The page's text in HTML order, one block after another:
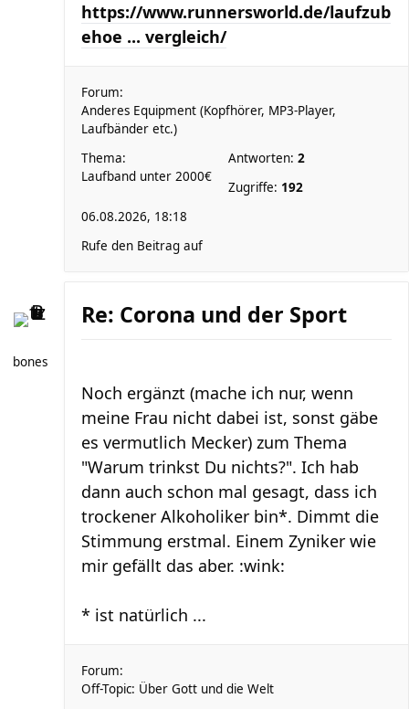
https://www.runnersworld.de/laufzub
ehoe ... vergleich/
Forum:
Anderes Equipment (Kopfhörer, MP3-Player,
Laufbänder etc.)
Thema:
Laufband unter 2000€
Antworten: 2
Zugriffe: 192
06.08.2026, 18:18
Rufe den Beitrag auf
bones
Re: Corona und der Sport
Noch ergänzt (mache ich nur, wenn
meine Frau nicht dabei ist, sonst gäbe
es vermutlich Mecker) zum Thema
"Warum trinkst Du nichts?". Ich hab
dann auch schon mal gesagt, dass ich
trockener Alkoholiker bin*. Dimmt die
Stimmung erstmal. Einem Zyniker wie
mir gefällt das aber. :wink:
* ist natürlich ...
Forum:
Off-Topic: Über Gott und die Welt